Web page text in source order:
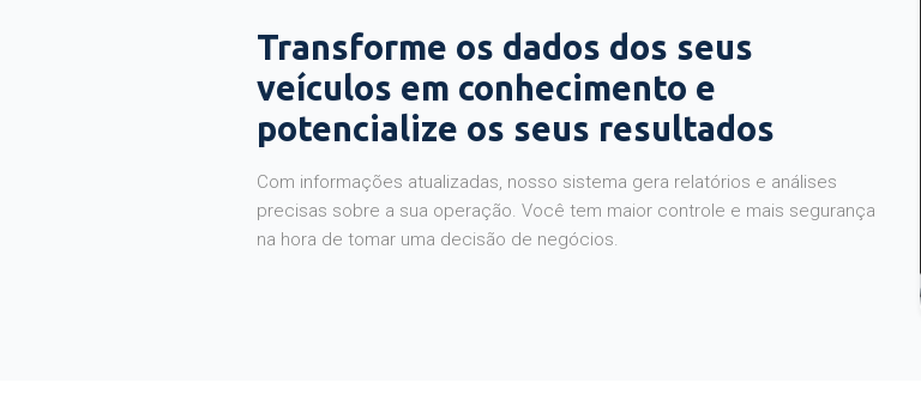
Transforme os dados dos seus
veículos em conhecimento e
potencialize os seus resultados
Com informações atualizadas, nosso sistema gera relatórios e análises
precisas sobre a sua operação. Você tem maior controle e mais segurança
na hora de tomar uma decisão de negócios.